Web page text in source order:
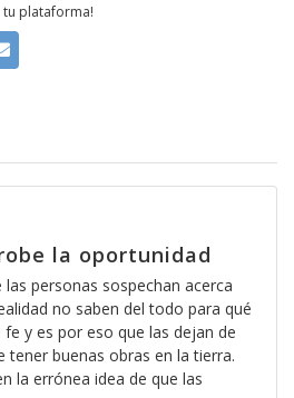
tu plataforma!
la oportunidad
personas sospechan acerca
no saben del todo para qué
y es por eso que las dejan de
tener buenas obras en la tierra.
la errónea idea de que las